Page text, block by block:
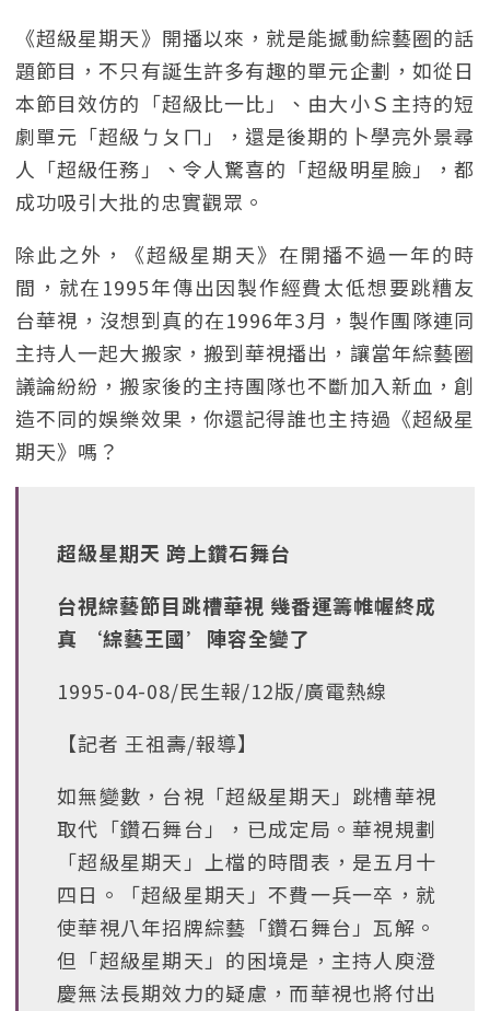
《超級星期天》開播以來，就是能撼動綜藝圈的話
題節目，不只有誕生許多有趣的單元企劃，如從日
本節目效仿的「超級比一比」、由大小Ｓ主持的短
劇單元「超級ㄅㄆㄇ」，還是後期的卜學亮外景尋
人「超級任務」、令人驚喜的「超級明星臉」，都
成功吸引大批的忠實觀眾。
除此之外，《超級星期天》在開播不過一年的時
間，就在1995年傳出因製作經費太低想要跳糟友
台華視，沒想到真的在1996年3月，製作團隊連同
主持人一起大搬家，搬到華視播出，讓當年綜藝圈
議論紛紛，搬家後的主持團隊也不斷加入新血，創
造不同的娛樂效果，你還記得誰也主持過《超級星
期天》嗎？
超級星期天 跨上鑽石舞台
台視綜藝節目跳槽華視 幾番運籌帷幄終成
真 ‘綜藝王國’陣容全變了
1995-04-08/民生報/12版/廣電熱線
【記者 王祖壽/報導】
如無變數，台視「超級星期天」跳槽華視
取代「鑽石舞台」，已成定局。華視規劃
「超級星期天」上檔的時間表，是五月十
四日。「超級星期天」不費一兵一卒，就
使華視八年招牌綜藝「鑽石舞台」瓦解。
但「超級星期天」的困境是，主持人庾澄
慶無法長期效力的疑慮，而華視也將付出